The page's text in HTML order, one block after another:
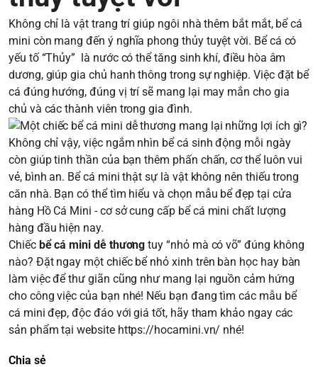
Không chỉ là vật trang trí giúp ngôi nhà thêm bắt mắt, bể cá
mini còn mang đến ý nghĩa phong thủy tuyệt vời. Bể cá có
yếu tố “Thủy” là nước có thể tăng sinh khí, điều hòa âm
dương, giúp gia chủ hanh thông trong sự nghiệp. Việc đặt bể
cá đúng hướng, đúng vị trí sẽ mang lại may mắn cho gia
chủ và các thành viên trong gia đình.
Không chỉ vậy, việc ngắm nhìn bể cá sinh động mỗi ngày
còn giúp tinh thần của bạn thêm phấn chấn, cơ thể luôn vui
vẻ, bình an. Bể cá mini thật sự là vật không nên thiếu trong
căn nhà. Bạn có thể tìm hiểu và chọn mẫu bể đẹp tại cửa
hàng Hồ Cá Mini - cơ sở cung cấp bể cá mini chất lượng
hàng đầu hiện nay.
Chiếc bể cá mini dễ thương tuy “nhỏ mà có võ” đúng không
nào? Đặt ngay một chiếc bể nhỏ xinh trên bàn học hay bàn
làm việc để thư giãn cũng như mang lại nguồn cảm hứng
cho công việc của bạn nhé! Nếu bạn đang tìm các mẫu bể
cá mini đẹp, độc đáo với giá tốt, hãy tham khảo ngay các
sản phẩm tại website https://hocamini.vn/ nhé!
Chia sẻ